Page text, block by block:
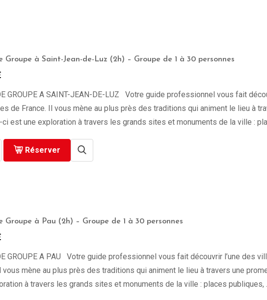
Groupe à Saint-Jean-de-Luz (2h) – Groupe de 1 à 30 personnes
GROUPE A SAINT-JEAN-DE-LUZ Votre guide professionnel vous fait
de France. Il vous mène au plus près des traditions qui animent le lieu à
ci est une exploration à travers les grands sites et monuments de la ville :
Réserver
Groupe à Pau (2h) – Groupe de 1 à 30 personnes
GROUPE A PAU Votre guide professionnel vous fait découvrir l’une des
vous mène au plus près des traditions qui animent le lieu à travers une
à travers les grands sites et monuments de la ville : places publiques,